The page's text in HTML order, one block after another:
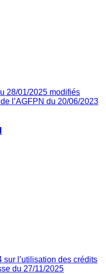
28/01/2025 modifiés
l’AGFPN du 20/06/2023
sur l’utilisation des crédits
du 27/11/2025